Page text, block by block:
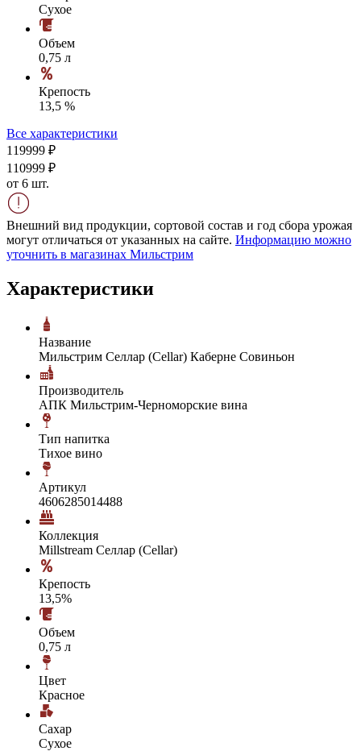
Сухое
Объем
0,75 л
Крепость
13,5 %
Все характеристики
119999 ₽
110999 ₽
от 6 шт.
Внешний вид продукции, сортовой состав и год сбора урожая
могут отличаться от указанных на сайте. Информацию можно
уточнить в магазинах Мильстрим
Характеристики
Название
Мильстрим Селлар (Cellar) Каберне Совиньон
Производитель
АПК Мильстрим-Черноморские вина
Тип напитка
Тихое вино
Артикул
4606285014488
Коллекция
Millstream Селлар (Cellar)
Крепость
13,5%
Объем
0,75 л
Цвет
Красное
Сахар
Сухое